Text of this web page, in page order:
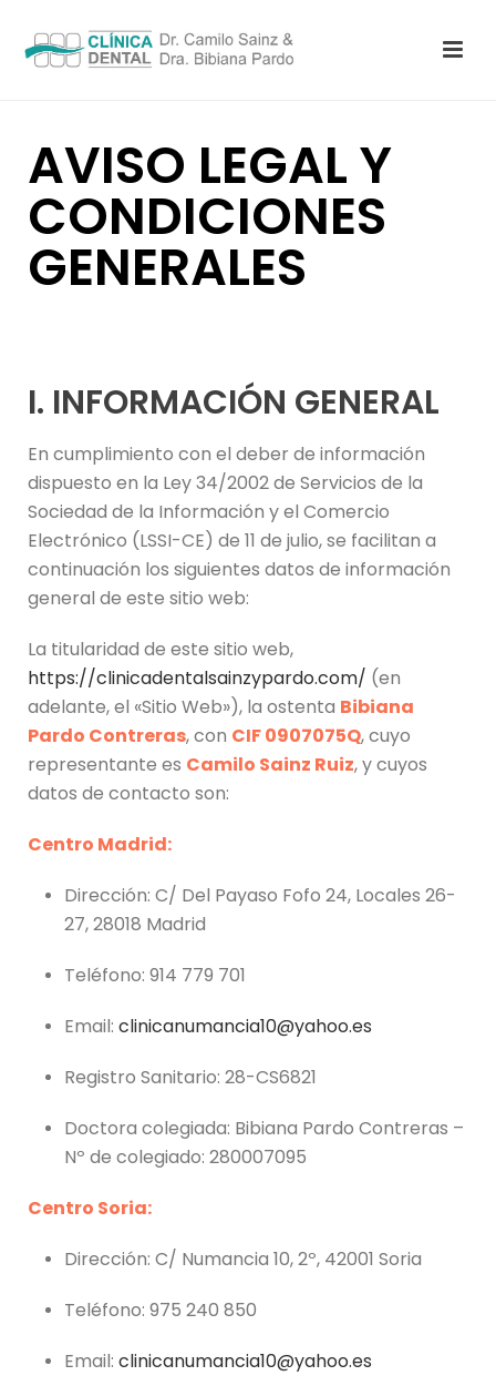
AVISO LEGAL Y
CONDICIONES
GENERALES
I. INFORMACIÓN GENERAL
En cumplimiento con el deber de información
dispuesto en la Ley 34/2002 de Servicios de la
Sociedad de la Información y el Comercio
Electrónico (LSSI-CE) de 11 de julio, se facilitan a
continuación los siguientes datos de información
general de este sitio web:
La titularidad de este sitio web,
https://clinicadentalsainzypardo.com/ (en
adelante, el «Sitio Web»), la ostenta Bibiana
Pardo Contreras, con CIF 0907075Q, cuyo
representante es Camilo Sainz Ruiz, y cuyos
datos de contacto son:
Centro Madrid:
Dirección: C/ Del Payaso Fofo 24, Locales 26-
27, 28018 Madrid
Teléfono: 914 779 701
Email: clinicanumancia10@yahoo.es
Registro Sanitario: 28-CS6821
Doctora colegiada: Bibiana Pardo Contreras –
Nº de colegiado: 280007095
Centro Soria:
Dirección: C/ Numancia 10, 2º, 42001 Soria
Teléfono: 975 240 850
Email: clinicanumancia10@yahoo.es